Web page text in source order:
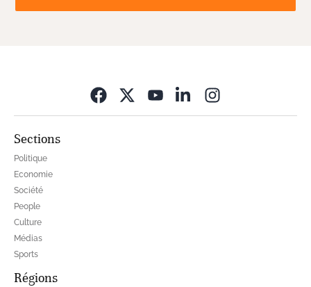
Sections
Politique
Economie
Société
People
Culture
Médias
Sports
Régions